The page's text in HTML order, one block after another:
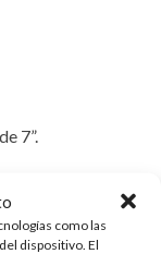
como las
dispositivo. El
7”.
generar